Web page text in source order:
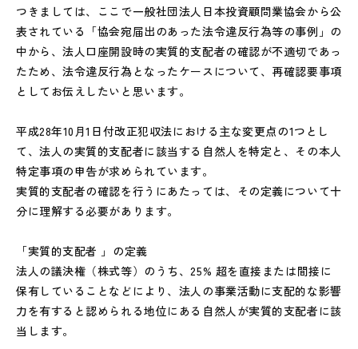
つきましては、ここで一般社団法人日本投資顧問業協会から公
表されている「協会宛届出のあった法令違反行為等の事例」の
中から、法人口座開設時の実質的支配者の確認が不適切であっ
たため、法令違反行為となったケースについて、再確認要事項
としてお伝えしたいと思います。
平成28年10月1日付改正犯収法における主な変更点の1つとし
て、法人の実質的支配者に該当する自然人を特定と、その本人
特定事項の申告が求められています。
実質的支配者の確認を行うにあたっては、その定義について十
分に理解する必要があります。
「実質的支配者 」の定義
法人の議決権（株式等）のうち、25% 超を直接または間接に
保有していることなどにより、法人の事業活動に支配的な影響
力を有すると認められる地位にある自然人が実質的支配者に該
当します。